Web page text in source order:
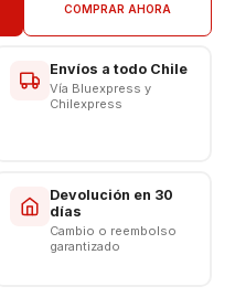
COMPRAR AHORA
Envíos a todo Chile
Vía Bluexpress y
Chilexpress
Devolución en 30
días
Cambio o reembolso
garantizado